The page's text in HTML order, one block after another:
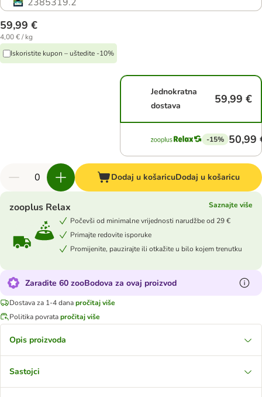
59,99 €
4,00 € / kg
Iskoristite kupon – uštedite -10%
Jednokratna
dostava
59,99 €
-15% 50,99
Dodaj u košaricuDodaj u košaricu
zooplus Relax
Saznajte više
Počevši od minimalne vrijednosti narudžbe od 29 €
Primajte redovite isporuke
Promijenite, pauzirajte ili otkažite u bilo kojem trenutku
Zaradite 60 zooBodova za ovaj proizvod
Dostava za 1-4 danapročitaj više
Politika povratapročitaj više
Opis proizvoda
Sastojci